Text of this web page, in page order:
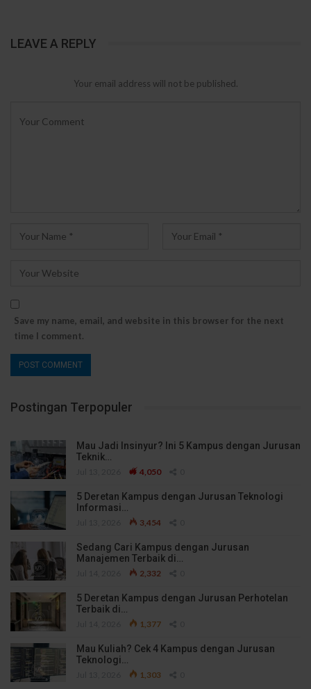
LEAVE A REPLY
Your email address will not be published.
Save my name, email, and website in this browser for the next
time I comment.
Postingan Terpopuler
Mau Jadi Insinyur? Ini 5 Kampus dengan Jurusan
Teknik…
4,050
5 Deretan Kampus dengan Jurusan Teknologi
Informasi…
3,454
Sedang Cari Kampus dengan Jurusan
Manajemen Terbaik di…
2,332
5 Deretan Kampus dengan Jurusan Perhotelan
Terbaik di…
1,377
Mau Kuliah? Cek 4 Kampus dengan Jurusan
Teknologi…
1,303